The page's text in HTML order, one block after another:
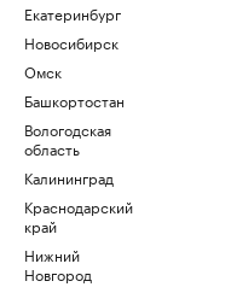
Екатеринбург
Новосибирск
Омск
Башкортостан
Вологодская
область
Калининград
Краснодарский
край
Нижний
Новгород